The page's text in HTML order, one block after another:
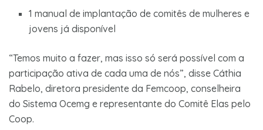
1 manual de implantação de comitês de mulheres e
jovens já disponível
“Temos muito a fazer, mas isso só será possível com a
participação ativa de cada uma de nós”, disse Cáthia
Rabelo, diretora presidente da Femcoop, conselheira
do Sistema Ocemg e representante do Comitê Elas pelo
Coop.